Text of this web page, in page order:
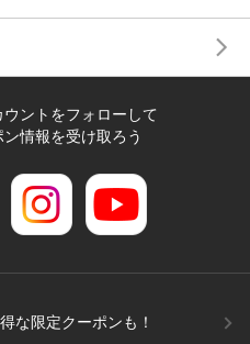
ントをフォローして
情報を受け取ろう
な限定クーポンも！